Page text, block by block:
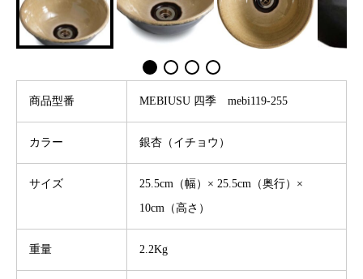
商品型番 MEBIUSU 四季 mebi119-255
カラー 銀杏（イチョウ）
サイズ
25.5cm（幅）× 25.5cm（奥行）×
10cm（高さ）
重量 2.2Kg